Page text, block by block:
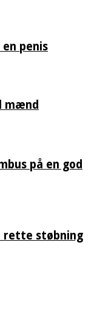
penis
mænd
på en god
rette støbning